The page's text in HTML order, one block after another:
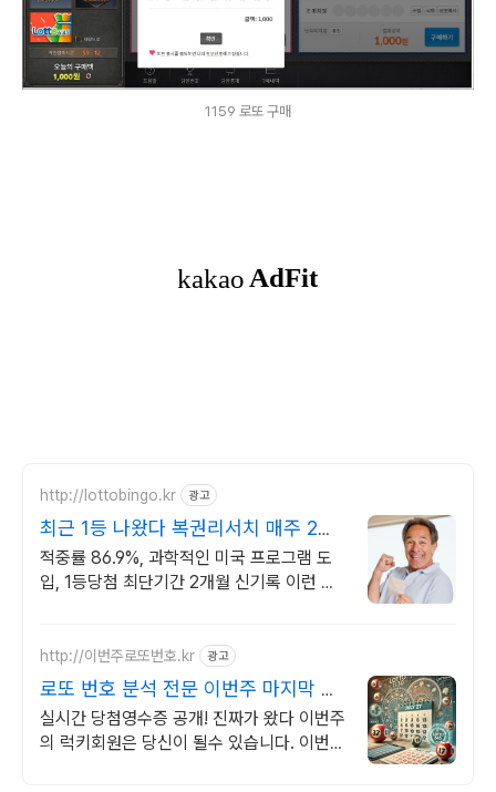
1159 로또 구매
http://lottobingo.kr 광고
최근 1등 나왔다 복권리서치 매주 2등
이상 당첨자 속출
적중률 86.9%, 과학적인 미국 프로그램 도
입, 1등당첨 최단기간 2개월 신기록 이런 것
http://이번주로또번호.kr 광고
로또 번호 분석 전문 이번주 마지막 기
회!
실시간 당첨영수증 공개! 진짜가 왔다 이번주
의 럭키회원은 당신이 될수 있습니다. 이번엔